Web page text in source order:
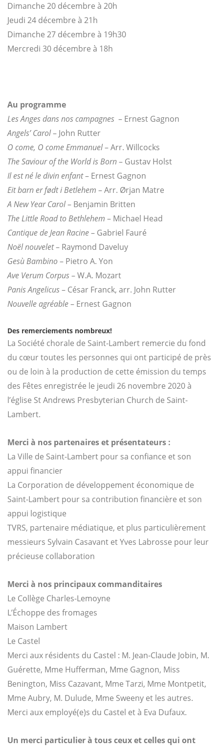
Dimanche 20 décembre à 20h
Jeudi 24 décembre à 21h
Dimanche 27 décembre à 19h30
Mercredi 30 décembre à 18h
Au programme
Les Anges dans nos campagnes – Ernest Gagnon
Angels’ Carol– John Rutter
O come, O come Emmanuel– Arr. Willcocks
The Saviour of the World is Born– Gustav Holst
Il est né le divin enfant– Ernest Gagnon
Eit barn er født i Betlehem – Arr. Ørjan Matre
A New Year Carol– Benjamin Britten
The Little Road to Bethlehem – Michael Head
Cantique de Jean Racine– Gabriel Fauré
Noël nouvelet– Raymond Daveluy
Gesù Bambino– Pietro A. Yon
Ave Verum Corpus– W.A. Mozart
Panis Angelicus– César Franck, arr. John Rutter
Nouvelle agréable– Ernest Gagnon
Des remerciements nombreux!
La Société chorale de Saint-Lambert remercie du fond
du cœur toutes les personnes qui ont participé de près
ou de loin à la production de cette émission du temps
des Fêtes enregistrée le jeudi 26 novembre 2020 à
l’église St Andrews Presbyterian Church de Saint-
Lambert.
Merci à nos partenaires et présentateurs :
La Ville de Saint-Lambert pour sa confiance et son
appui financier
La Corporation de développement économique de
Saint-Lambert pour sa contribution financière et son
appui logistique
TVRS, partenaire médiatique, et plus particulièrement
messieurs Sylvain Casavant et Yves Labrosse pour leur
précieuse collaboration
Merci à nos principaux commanditaires
Le Collège Charles-Lemoyne
L’Échoppe des fromages
Maison Lambert
Le Castel
Merci aux résidents du Castel : M. Jean-Claude Jobin, M.
Guérette, Mme Hufferman, Mme Gagnon, Miss
Benington, Miss Cazavant, Mme Tarzi, Mme Montpetit,
Mme Aubry, M. Dulude, Mme Sweeny et les autres.
Merci aux employé(e)s du Castel et à Eva Dufaux.
Un merci particulier à tous ceux et cellesqui ont